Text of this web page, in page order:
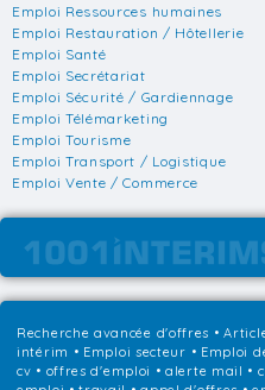
Emploi Ressources humaines
Emploi Restauration / Hôtellerie
Emploi Santé
Emploi Secrétariat
Emploi Sécurité / Gardiennage
Emploi Télémarketing
Emploi Tourisme
Emploi Transport / Logistique
Emploi Vente / Commerce
Recherche avancée d'offres •
intérim • Emploi secteur • Emploi
cv • offres d'emploi • alerte mail •